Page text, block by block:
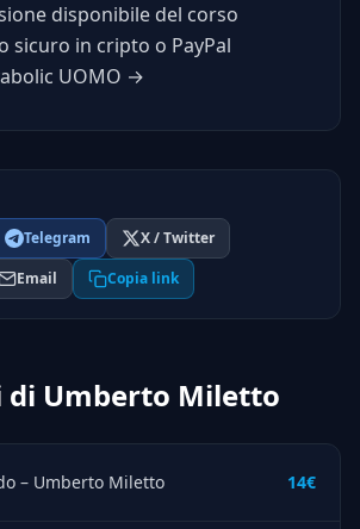
disponibile del corso
sicuro in cripto o PayPal
UOMO →
Telegram
X / Twitter
Email Copia link
di Umberto Miletto
– Umberto Miletto 14€